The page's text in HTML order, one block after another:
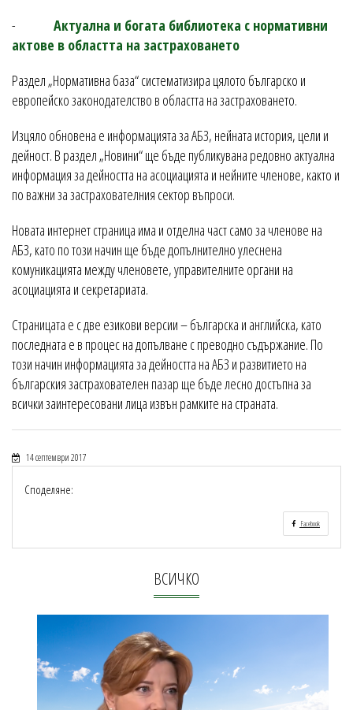
- Актуална и богата библиотека с нормативни
актове в областта на застраховането
Раздел „Нормативна база“ систематизира цялото българско и
европейско законодателство в областта на застраховането.
Изцяло обновена е информацията за АБЗ, нейната история, цели и
дейност. В раздел „Новини“ ще бъде публикувана редовно актуална
информация за дейността на асоциацията и нейните членове, както и
по важни за застрахователния сектор въпроси.
Новата интернет страница има и отделна част само за членове на
АБЗ, като по този начин ще бъде допълнително улеснена
комуникацията между членовете, управителните органи на
асоциацията и секретариата.
Страницата е с две езикови версии – българска и английска, като
последната е в процес на допълване с преводно съдържание. По
този начин информацията за дейността на АБЗ и развитието на
българския застрахователен пазар ще бъде лесно достъпна за
всички заинтересовани лица извън рамките на страната.
14 септември 2017
Споделяне:
Facebook
ВСИЧКО